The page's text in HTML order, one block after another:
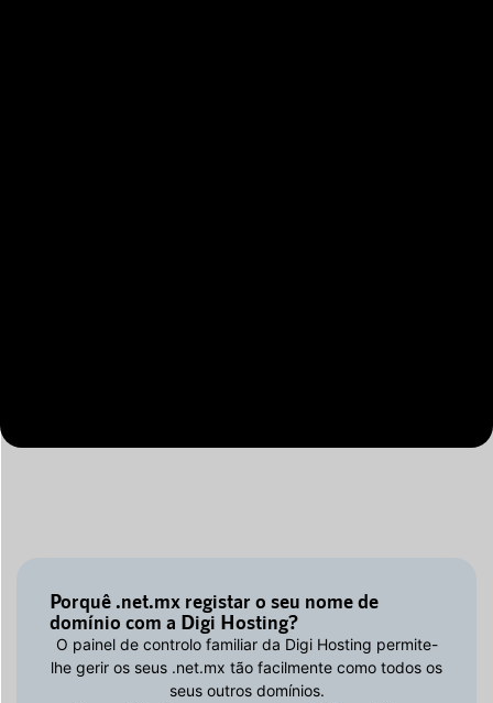
Porquê .net.mx registar o seu nome de
domínio com a Digi Hosting?
O painel de controlo familiar da Digi Hosting permite-
lhe gerir os seus .net.mx tão facilmente como todos os
seus outros domínios.